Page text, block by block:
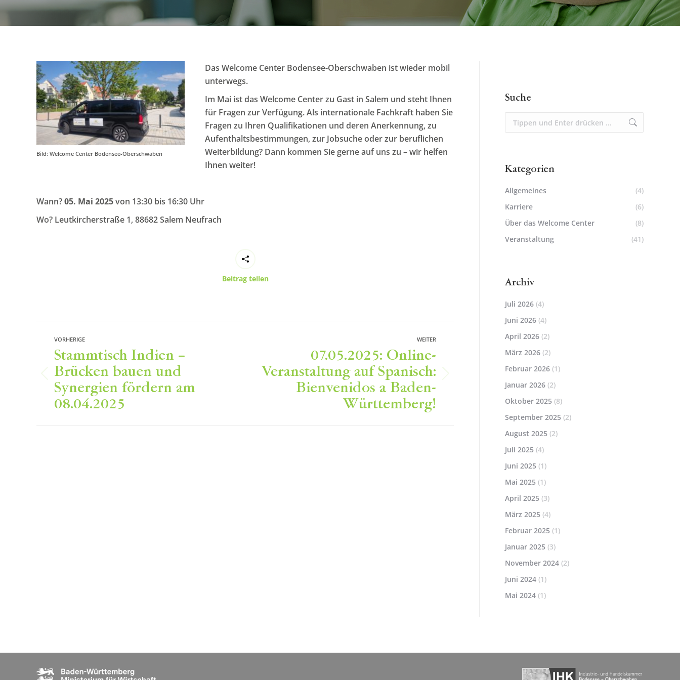
Bild: Welcome Center Bodensee-Oberschwaben
Das Welcome Center Bodensee-Oberschwaben ist wieder mobil
unterwegs.
Im Mai ist das Welcome Center zu Gast in Salem und steht Ihnen
für Fragen zur Verfügung. Als internationale Fachkraft haben Sie
Fragen zu Ihren Qualifikationen und deren Anerkennung, zu
Aufenthaltsbestimmungen, zur Jobsuche oder zur beruflichen
Weiterbildung? Dann kommen Sie gerne auf uns zu – wir helfen
Ihnen weiter!
Wann?05. Mai 2025von 13:30 bis 16:30 Uhr
Wo? Leutkircherstraße 1, 88682 Salem Neufrach
Beitrag teilen
VORHERIGE
Vorheriger
Beitrag:
Stammtisch Indien –
Brücken bauen und
Synergien fördern am
08.04.2025
WEITER
Nächster
07.05.2025: Online-
Veranstaltung auf Spanisch:
Bienvenidos a Baden-
Württemberg!
Suche
Suchen:
Kategorien
Allgemeines
(4)
Karriere
(6)
Über das Welcome Center
(8)
Veranstaltung
(41)
Archiv
Juli 2026 (4)
Juni 2026 (4)
April 2026 (2)
März 2026 (2)
Februar 2026 (1)
Januar 2026 (2)
Oktober 2025 (8)
September 2025 (2)
August 2025 (2)
Juli 2025 (4)
Juni 2025 (1)
Mai 2025 (1)
April 2025 (3)
März 2025 (4)
Februar 2025 (1)
Januar 2025 (3)
November 2024 (2)
Juni 2024 (1)
Mai 2024 (1)